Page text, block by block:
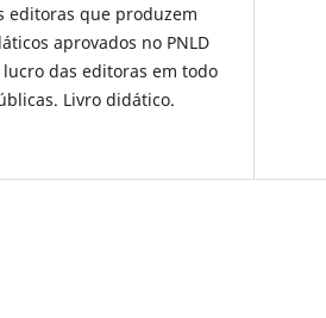
editoras que produzem
aprovados no PNLD
das editoras em todo
Livro didático.